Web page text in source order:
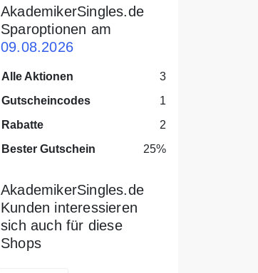
AkademikerSingles.de
Sparoptionen am
09.08.2026
Alle Aktionen
3
Gutscheincodes
1
Rabatte
2
Bester Gutschein
25%
AkademikerSingles.de
Kunden interessieren
sich auch für diese
Shops